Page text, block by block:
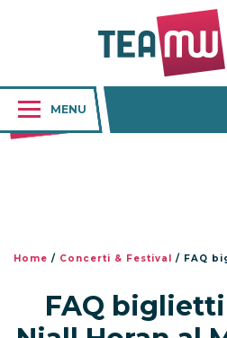
MENU
Home / Concerti & Festival / FAQ biglietti
FAQ